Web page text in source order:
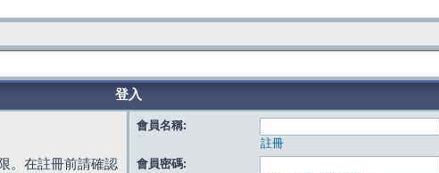
登入
。在註冊前請確認
會員名稱:
註冊
會員密碼: